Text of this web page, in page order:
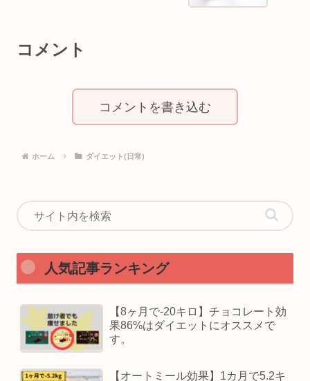
コメント
コメントを書き込む
ホーム ダイエット(日常)
人気記事ランキング
【8ヶ月で-20キロ】チョコレート効
果86%はダイエットにオススメで
す。
【オートミール効果】1カ月で5.2キ